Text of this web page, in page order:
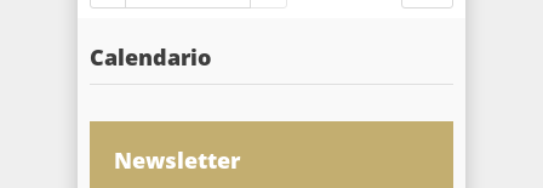
Calendario
Newsletter